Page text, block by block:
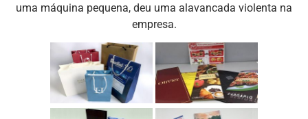
uma máquina pequena, deu uma alavancada violenta na
empresa.